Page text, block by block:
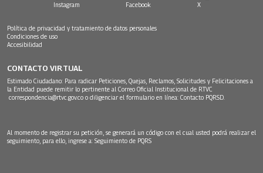
Instagram Facebook X
Política de privacidad y tratamiento de datos personales
Condiciones de uso
Accesibilidad
CONTACTO VIRTUAL
Estimado Ciudadano: Para radicar Peticiones, Quejas, Reclamos, Solicitudes y Felicitaciones a
la Entidad puede remitir lo pertinente al Correo Oficial Institucional de RTVC
correspondencia@rtvc.gov.co o diligenciar el formulario en línea: Contacto PQRSD.
Al momento de registrar su petición, se generará un código con el cual usted podrá realizar el
seguimiento, para ello, ingrese a: Seguimiento de PQRS